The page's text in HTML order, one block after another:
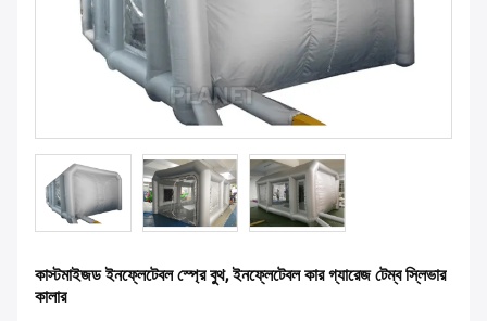
কাস্টমাইজড ইনফ্লেটেবল স্প্রে বুথ, ইনফ্লেটেবল কার গ্যারেজ টেম্ব স্লিভার
কালার